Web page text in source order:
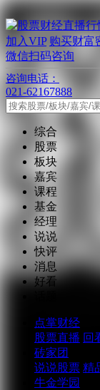
加入VIP 购买财富
微信扫码咨询
咨询电话：
021-62167888
综合
股票
板块
嘉宾
课程
基金
经理
说说
快评
消息
好看
点掌财经
股票直播 回
砖家团
说说股票 精
牛金学园